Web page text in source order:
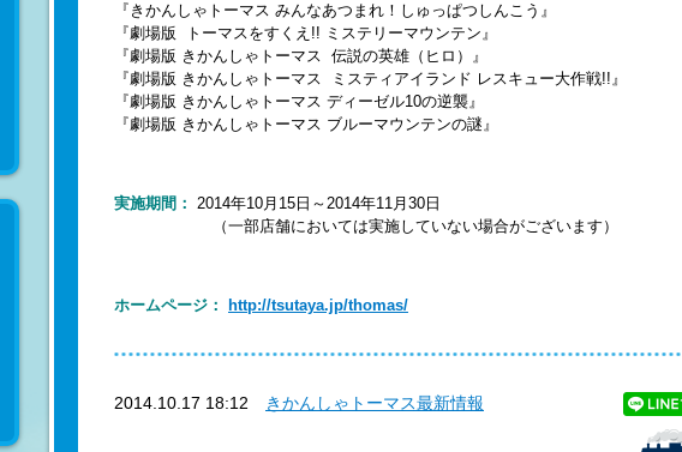
『きかんしゃトーマス みんなあつまれ！しゅっぱつしんこう』
『劇場版 トーマスをすくえ!! ミステリーマウンテン』
『劇場版 きかんしゃトーマス 伝説の英雄（ヒロ）』
『劇場版 きかんしゃトーマス ミスティアイランド レスキュー大作戦!!』
『劇場版 きかんしゃトーマス ディーゼル10の逆襲』
『劇場版 きかんしゃトーマス ブルーマウンテンの謎』
実施期間： 2014年10月15日～2014年11月30日
（一部店舗においては実施していない場合がございます）
ホームページ： http://tsutaya.jp/thomas/
2014.10.17 18:12 きかんしゃトーマス最新情報